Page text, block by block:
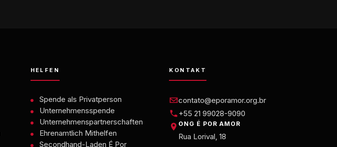
HELFEN
Spende als Privatperson
Unternehmensspende
Unternehmenspartnerschaften
Ehrenamtlich Mithelfen
Secondhand-Laden É Por
KONTAKT
contato@eporamor.org.br
+55 21 99028-9090
ONG É POR AMOR
Rua Lorival, 18